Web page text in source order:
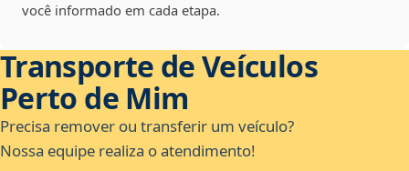
você informado em cada etapa.
Transporte de Veículos
Perto de Mim
Precisa remover ou transferir um veículo?
Nossa equipe realiza o atendimento!